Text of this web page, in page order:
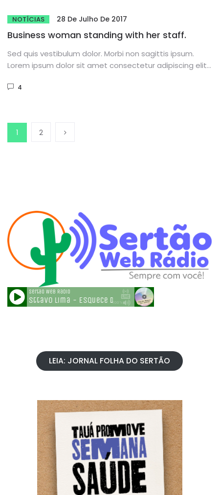
NOTÍCIAS 28 De Julho De 2017
Business woman standing with her staff.
Sed quis vestibulum dolor. Morbi non sagittis ipsum.
Lorem ipsum dolor sit amet consectetur adipiscing elit.
4
1 2
LEIA: JORNAL FOLHA DO SERTÃO